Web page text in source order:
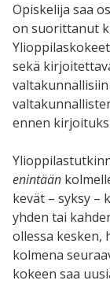
Opiskelija saa
on suorittanut
sekä
ennen
enintään
kevät – syksy –
yhden tai
ollessa kesken,
kolmena
kokeen saa